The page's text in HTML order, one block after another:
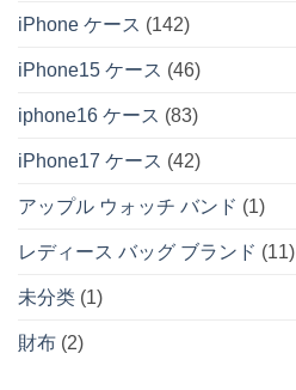
iPhone ケース (142)
iPhone15 ケース (46)
iphone16 ケース (83)
iPhone17 ケース (42)
アップル ウォッチ バンド (1)
レディース バッグ ブランド (11)
未分类 (1)
財布 (2)